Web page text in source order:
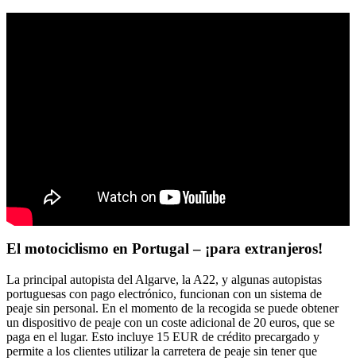
El motociclismo en Portugal – ¡para extranjeros!
La principal autopista del Algarve, la A22, y algunas autopistas
portuguesas con pago electrónico, funcionan con un sistema de
peaje sin personal. En el momento de la recogida se puede obtener
un dispositivo de peaje con un coste adicional de 20 euros, que se
paga en el lugar. Esto incluye 15 EUR de crédito precargado y
permite a los clientes utilizar la carretera de peaje sin tener que